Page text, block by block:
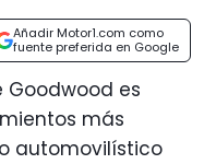
Añadir Motor1.com como
fuente preferida en Google
Goodwood es
más
automovilístico